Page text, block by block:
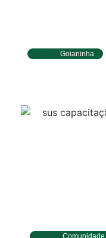
Goianinha
Comunidade